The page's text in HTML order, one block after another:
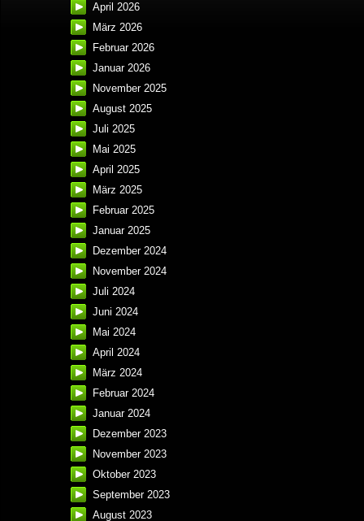
April 2026
März 2026
Februar 2026
Januar 2026
November 2025
August 2025
Juli 2025
Mai 2025
April 2025
März 2025
Februar 2025
Januar 2025
Dezember 2024
November 2024
Juli 2024
Juni 2024
Mai 2024
April 2024
März 2024
Februar 2024
Januar 2024
Dezember 2023
November 2023
Oktober 2023
September 2023
August 2023